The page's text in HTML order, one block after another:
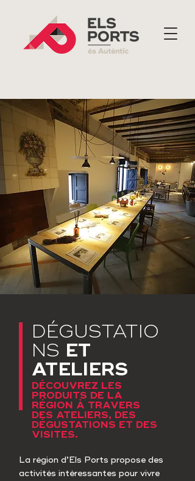
DÉGUSTATIO
NS ET
ATELIERS
DÉCOUVREZ LES
PRODUITS DE LA
RÉGION À TRAVERS
DES ATELIERS, DES
DÉGUSTATIONS ET DES
VISITES.
La région d’Els Ports propose des
activités intéressantes pour vivre